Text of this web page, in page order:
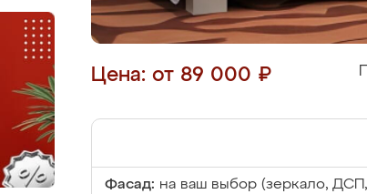
Цена: от 89 000 ₽
Фасад: на ваш выбор (зеркало,